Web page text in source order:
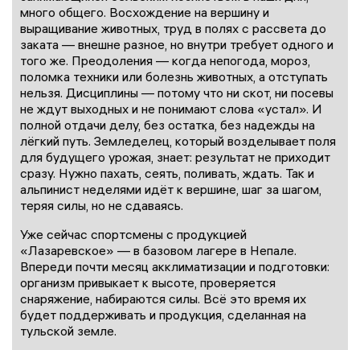
много общего. Восхождение на вершину и
выращивание животных, труд в полях с рассвета до
заката — внешне разное, но внутри требует одного и
того же. Преодоления — когда непогода, мороз,
поломка техники или болезнь животных, а отступать
нельзя. Дисциплины — потому что ни скот, ни посевы
не ждут выходных и не понимают слова «устал». И
полной отдачи делу, без остатка, без надежды на
лёгкий путь. Земледелец, который возделывает поля
для будущего урожая, знает: результат не приходит
сразу. Нужно пахать, сеять, поливать, ждать. Так и
альпинист неделями идёт к вершине, шаг за шагом,
теряя силы, но не сдаваясь.
Уже сейчас спортсмены с продукцией
«Лазаревское» — в базовом лагере в Непале.
Впереди почти месяц акклиматизации и подготовки:
организм привыкает к высоте, проверяется
снаряжение, набираются силы. Всё это время их
будет поддерживать и продукция, сделанная на
тульской земле.